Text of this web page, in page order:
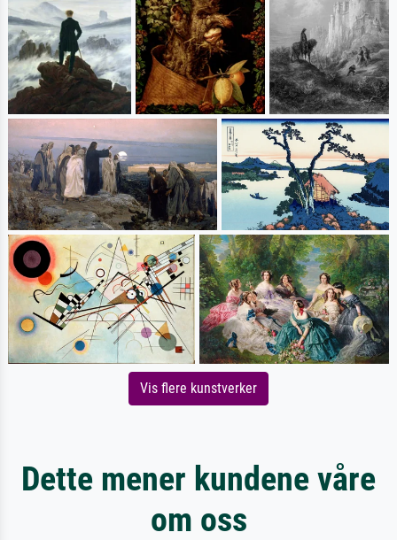
Vis flere kunstverker
Dette mener kundene våre
om oss